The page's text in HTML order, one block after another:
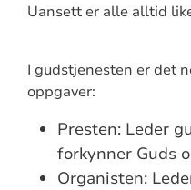
Uansett er alle alltid
I gudstjenesten er det
oppgaver:
Presten: Leder
forkynner Guds
Organisten: